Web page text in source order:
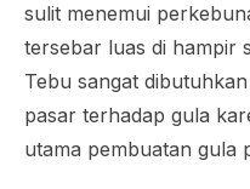
sulit menemui
tersebar luas di hampir
Tebu sangat
pasar terhadap gula
utama pembuatan gula